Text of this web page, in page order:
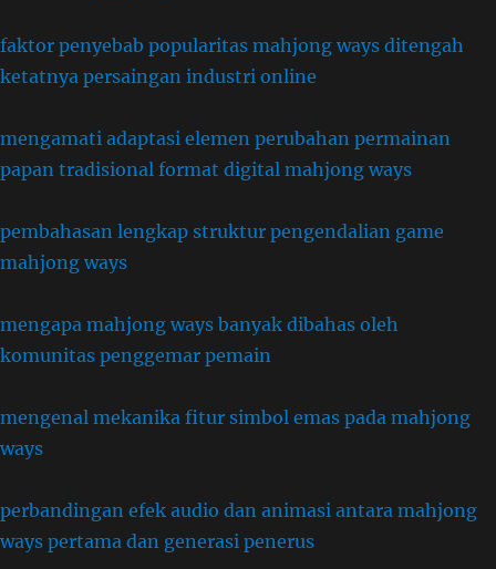
faktor penyebab popularitas mahjong ways ditengah
ketatnya persaingan industri online
mengamati adaptasi elemen perubahan permainan
papan tradisional format digital mahjong ways
pembahasan lengkap struktur pengendalian game
mahjong ways
mengapa mahjong ways banyak dibahas oleh
komunitas penggemar pemain
mengenal mekanika fitur simbol emas pada mahjong
ways
perbandingan efek audio dan animasi antara mahjong
ways pertama dan generasi penerus